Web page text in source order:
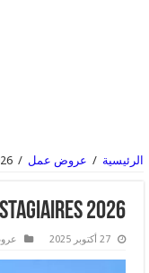
الرئيسية / عروض عمل /
2026
27 أكتوبر 2025